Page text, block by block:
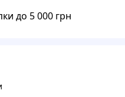
до 5 000 грн